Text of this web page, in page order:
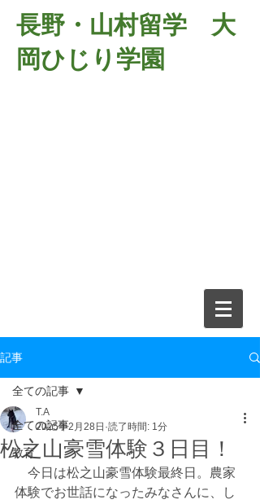
長野・山村留学 大
岡ひじり学園
記事
全ての記事
教育
全ての記事
松之山豪雪体験３日目！
T.A
2025年2月28日 読了時間: 1分
今日は松之山豪雪体験最終日。農家
体験でお世話になったみなさんに、し